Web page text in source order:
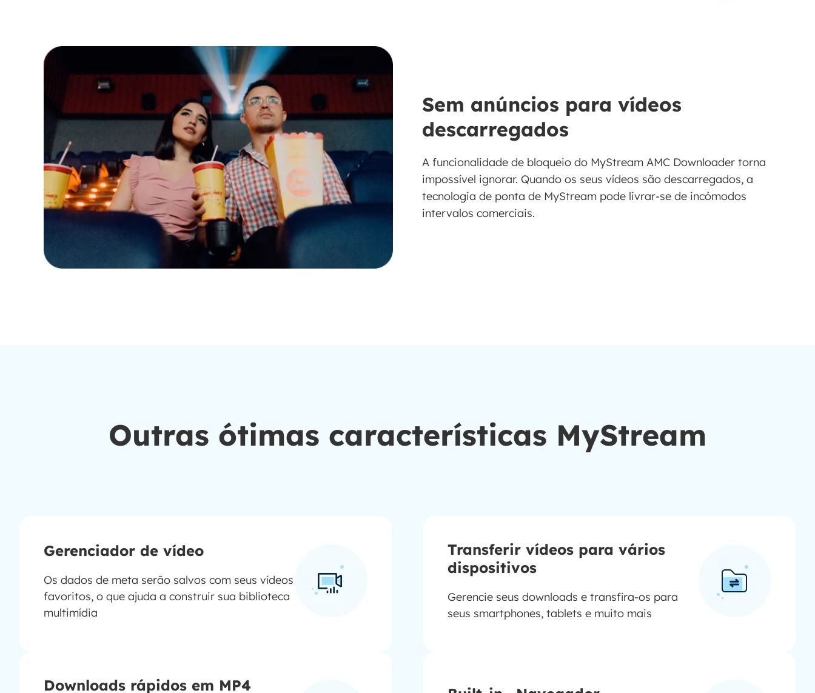
Sem anúncios para vídeos
descarregados
A funcionalidade de bloqueio do MyStream AMC Downloader torna
impossível ignorar. Quando os seus vídeos são descarregados, a
tecnologia de ponta de MyStream pode livrar-se de incómodos
intervalos comerciais.
Outras ótimas características MyStream
Gerenciador de vídeo
Os dados de meta serão salvos com seus vídeos
favoritos, o que ajuda a construir sua biblioteca
multimídia
Transferir vídeos para vários
dispositivos
Gerencie seus downloads e transfira-os para
seus smartphones, tablets e muito mais
Downloads rápidos em MP4